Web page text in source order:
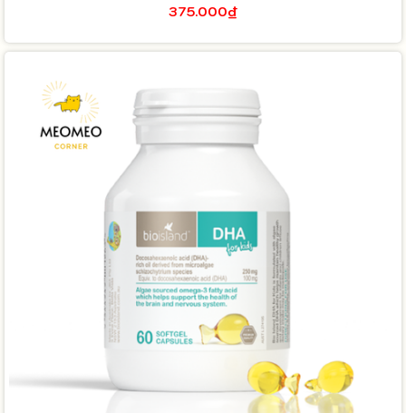
375.000₫